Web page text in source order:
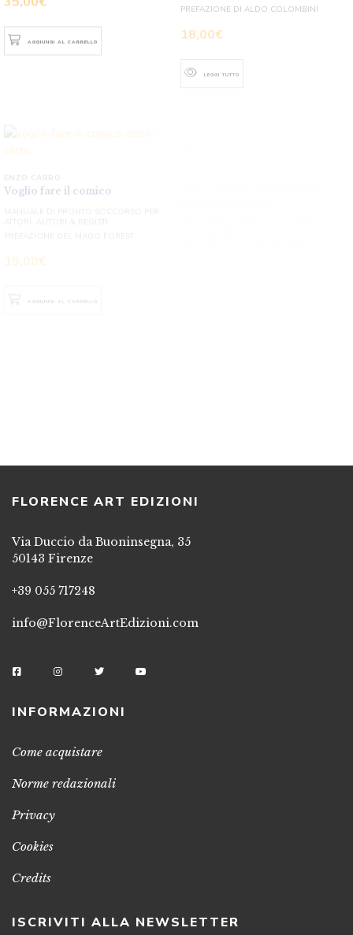
LEGGI TUTTO
Voglio fare il comico
MANUALE DI PRONTO SOCCORSO PER
FLORENCE ART EDIZIONI
Via Duccio da Buoninsegna, 35
50143 Firenze
+39 055 717248
info@FlorenceArtEdizioni.com
INFORMAZIONI
Come acquistare
Norme redazionali
Privacy
Cookies
Credits
ISCRIVITI ALLA NEWSLETTER